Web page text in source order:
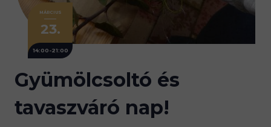
MÁRCIUS
23.
14:00-21:00
Gyümölcsoltó és
tavaszváró nap!